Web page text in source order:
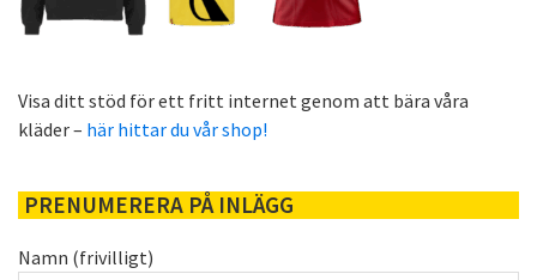
Visa ditt stöd för ett fritt internet genom att bära våra
kläder – här hittar du vår shop!
PRENUMERERA PÅ INLÄGG
Namn (frivilligt)